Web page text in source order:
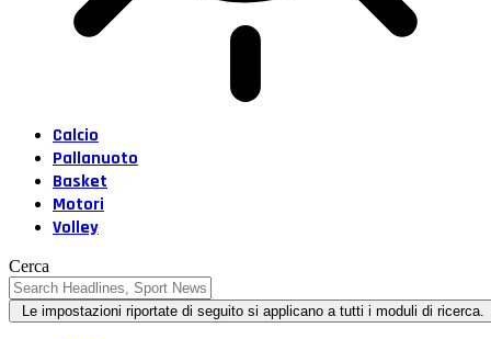
Calcio
Pallanuoto
Basket
Motori
Volley
Cerca